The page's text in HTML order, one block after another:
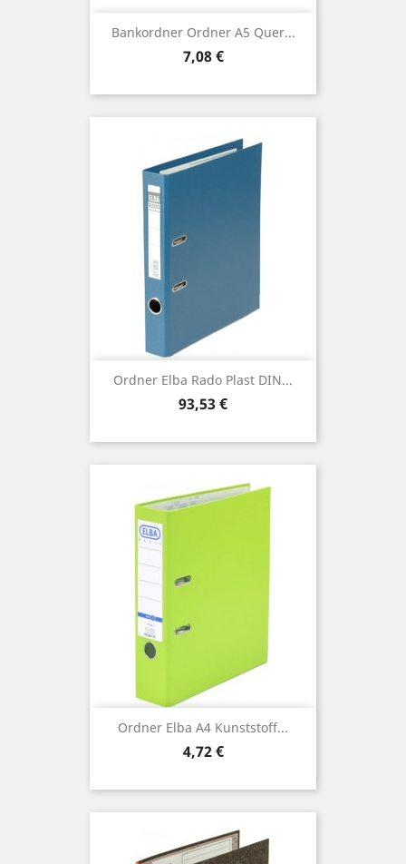
Bankordner Ordner A5 Quer...
Preis
7,08 €
Ordner Elba Rado Plast DIN...
Preis
93,53 €
Ordner Elba A4 Kunststoff...
Preis
4,72 €